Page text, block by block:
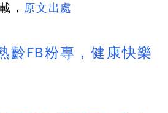
， 原文出處
齡FB粉專，健康快樂